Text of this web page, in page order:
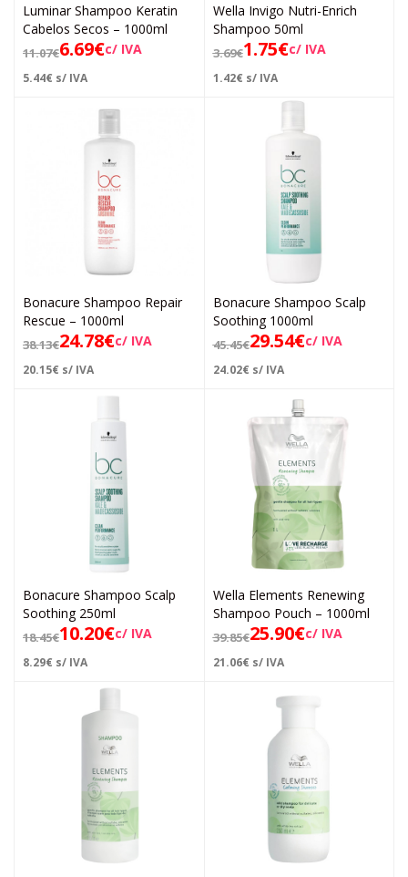
Luminar Shampoo Keratin
Cabelos Secos – 1000ml
11.07€6.69€c/ IVA
5.44€ s/ IVA
Wella Invigo Nutri-Enrich
Shampoo 50ml
3.69€1.75€c/ IVA
1.42€ s/ IVA
Bonacure Shampoo Repair
Rescue – 1000ml
38.13€24.78€c/ IVA
20.15€ s/ IVA
Bonacure Shampoo Scalp
Soothing 1000ml
45.45€29.54€c/ IVA
24.02€ s/ IVA
Bonacure Shampoo Scalp
Soothing 250ml
18.45€10.20€c/ IVA
8.29€ s/ IVA
Wella Elements Renewing
Shampoo Pouch – 1000ml
39.85€25.90€c/ IVA
21.06€ s/ IVA